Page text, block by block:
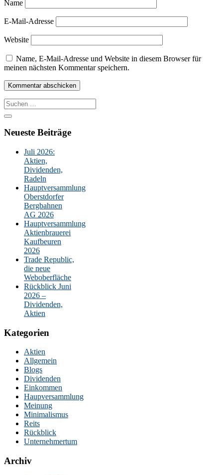
Name
E-Mail-Adresse
Website
Name, E-Mail-Adresse und Website in diesem Browser für
meinen nächsten Kommentar speichern.
Suche
nach:
Neueste Beiträge
Juli 2026:
Aktien,
Dividenden,
Radeln
Hauptversammlung
Oberstdorfer
Bergbahnen
AG 2026
Hauptversammlung
Aktienbrauerei
Kaufbeuren
2026
Trade Republic,
die neue
Weboberfläche
Rückblick Juni
2026 –
Dividenden,
Aktien
Kategorien
Aktien
Allgemein
Blogs
Dividenden
Einkommen
Haupversammlung
Meinung
Minimalismus
Reits
Rückblick
Unternehmertum
Archiv